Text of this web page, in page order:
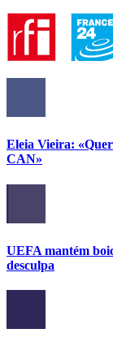
Eleia Vieira:
CAN»
UEFA mantém
desculpa